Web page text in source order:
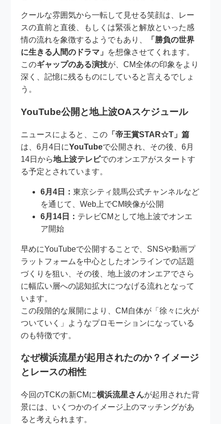
クールな雰囲気から一転して見せる笑顔は、レー
スの直前と直後、もしくは緊張と解放といった感
情の流れを象徴するようでもあり、
「勝負の世界
に生きる人間のドラマ」 を想像させてくれます。
このギャップのある演技が、CM全体の印象をより
深く、記憶に残るものにしていると言えるでしょ
う。
YouTube公開と地上波OAスケジュール
ニュースによると、この 「帝王賞STAR☆T」篇
は、6月4日にYouTubeで公開され、その後、6月
14日から地上波テレビでのオンエアがスタートす
る予定とされています。
6月4日：東京シティ競馬公式チャンネルなど
を通じて、Web上でCM映像が公開
6月14日： テレビCMとして地上波でオンエ
ア開始
早めにYouTubeで公開することで、SNSや動画プ
ラットフォームを中心としたオンラインでの話題
づくりを狙い、その後、地上波のオンエアでさら
に幅広い層への認知拡大につなげる流れとなって
います。
この段階的な展開により、CM自体が「徐々に火が
ついていく」ようなプロモーションになっている
のも特徴です。
なぜ横浜流星が起用されたのか？イメージ
とレースの相性
今回のTCKの新CMに横浜流星さんが起用された背
景には、いくつかのイメージ上のマッチングがあ
ると考えられます。